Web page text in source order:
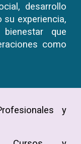
desarrollo
su experiencia,
que
como
y